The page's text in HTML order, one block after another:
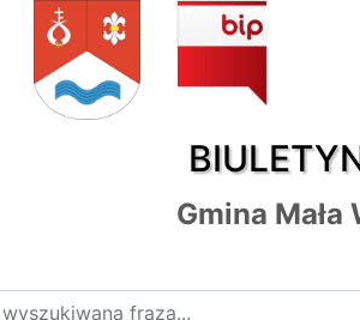
Gmina Mała